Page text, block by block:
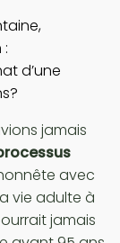
d’une
jamais
avec
vie adulte à
jamais